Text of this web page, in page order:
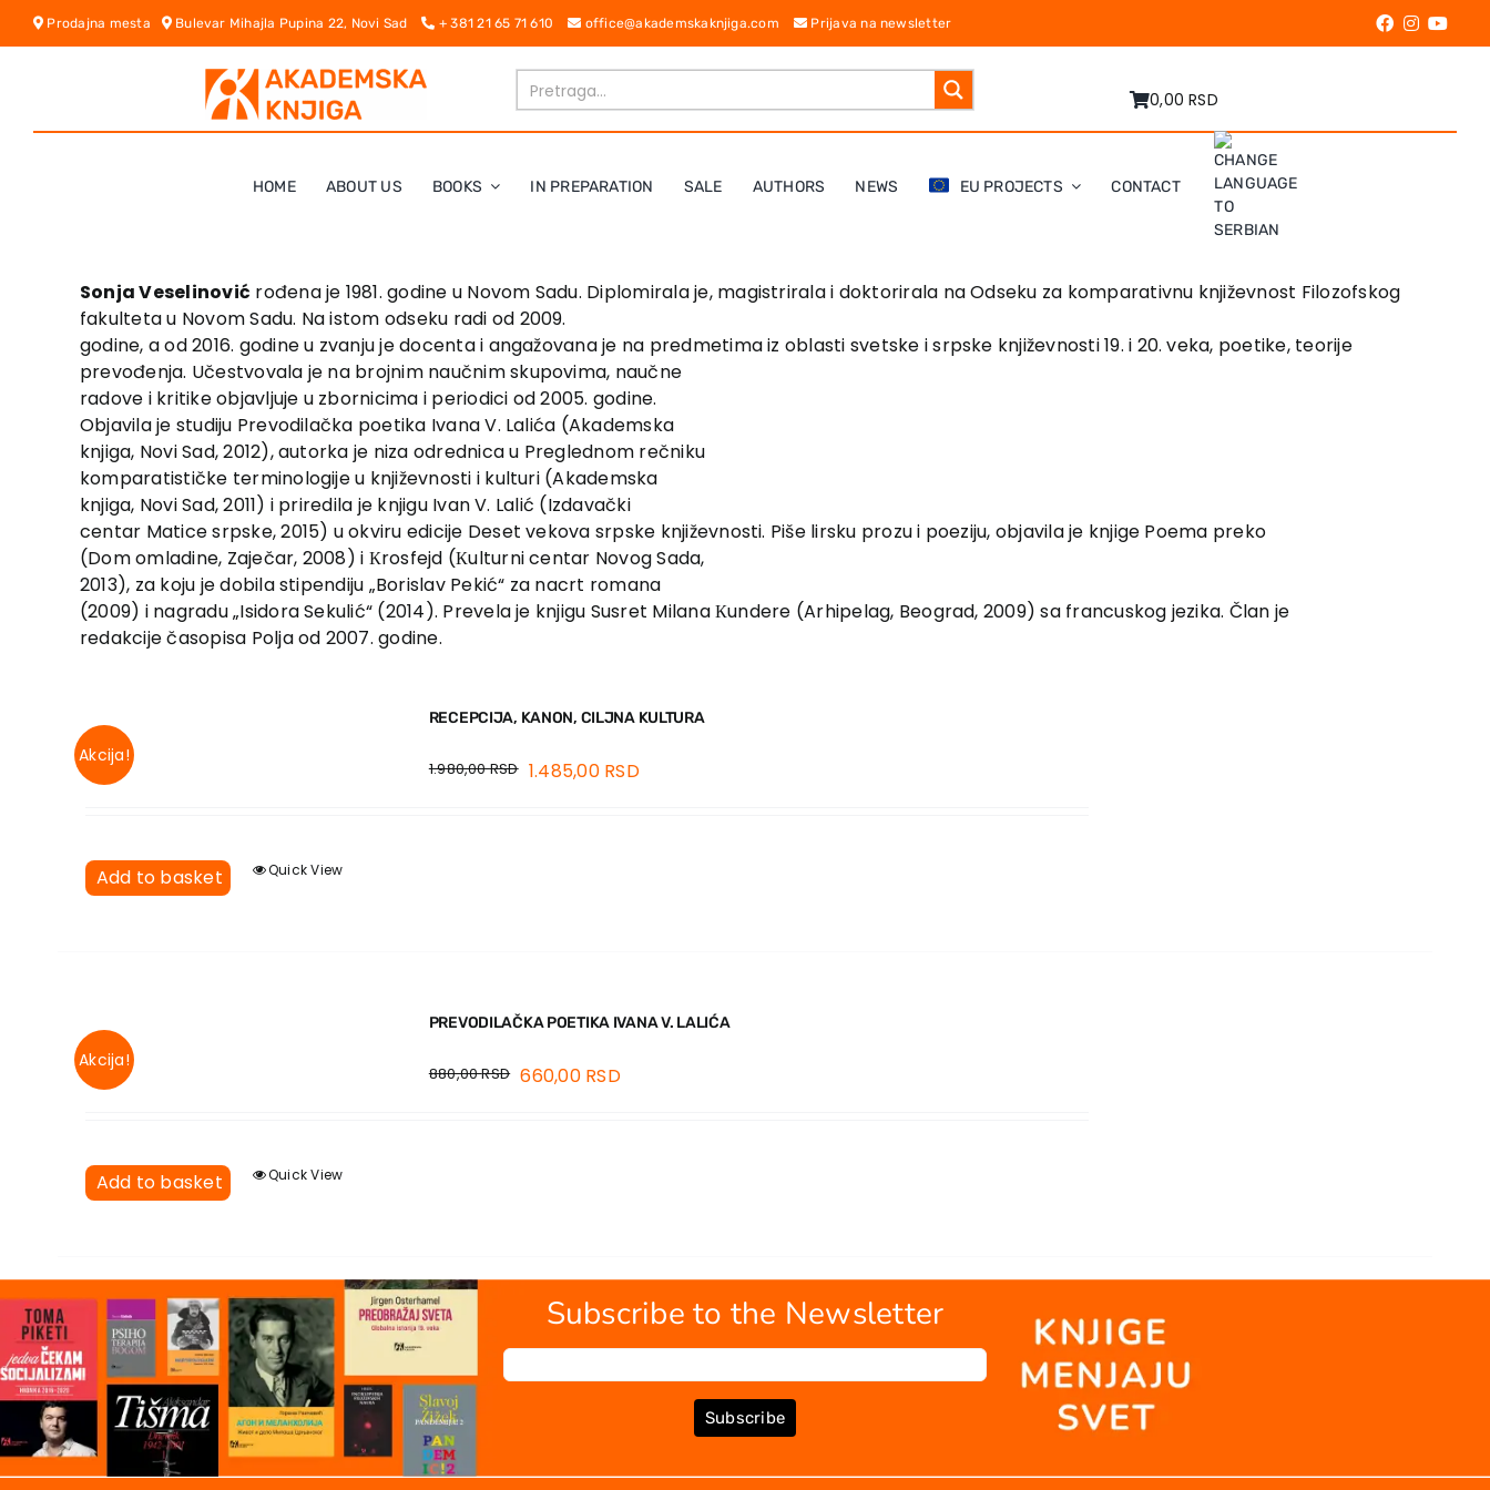
Skip
Prodajna mesta Bulevar Mihajla Pupina 22, Novi Sad + 381 21 65 71 610 office@akademskaknjiga.com Prijava na newsletter
0,00 RSD
HOME ABOUT US BOOKS IN PREPARATION SALE AUTHORS NEWS EU PROJECTS CONTACT
Sonja Veselinović rođena je 1981. godine u Novom Sadu. Diplomirala je, magistrirala i doktorirala na Odseku za komparativnu književnost Filozofskog
fakulteta u Novom Sadu. Na istom odseku radi od 2009.
godine, a od 2016. godine u zvanju je docenta i angažovana je na predmetima iz oblasti svetske i srpske književnosti 19. i 20. veka, poetike, teorije
prevođenja. Učestvovala je na brojnim naučnim skupovima, naučne
radove i kritike objavljuje u zbornicima i periodici od 2005. godine.
Objavila je studiju Prevodilačka poetika Ivana V. Lalića (Akademska
knjiga, Novi Sad, 2012), autorka je niza odrednica u Preglednom rečniku
komparatističke terminologije u književnosti i kulturi (Akademska
knjiga, Novi Sad, 2011) i priredila je knjigu Ivan V. Lalić (Izdavački
centar Matice srpske, 2015) u okviru edicije Deset vekova srpske književnosti. Piše lirsku prozu i poeziju, objavila je knjige Poema preko
(Dom omladine, Zaječar, 2008) i Кrosfejd (Кulturni centar Novog Sada,
2013), za koju je dobila stipendiju „Borislav Pekić“ za nacrt romana
(2009) i nagradu „Isidora Sekulić“ (2014). Prevela je knjigu Susret Milana Кundere (Arhipelag, Beograd, 2009) sa francuskog jezika. Član je
redakcije časopisa Polja od 2007. godine.
Akcija!
RECEPCIJA, KANON, CILJNA KULTURA
1.980,00RSD 1.485,00 RSD
Add to basket Quick View
Akcija!
PREVODILAČKA POETIKA IVANA V. LALIĆA
880,00RSD 660,00 RSD
Add to basket Quick View
Subscribe to the Newsletter
Subscribe